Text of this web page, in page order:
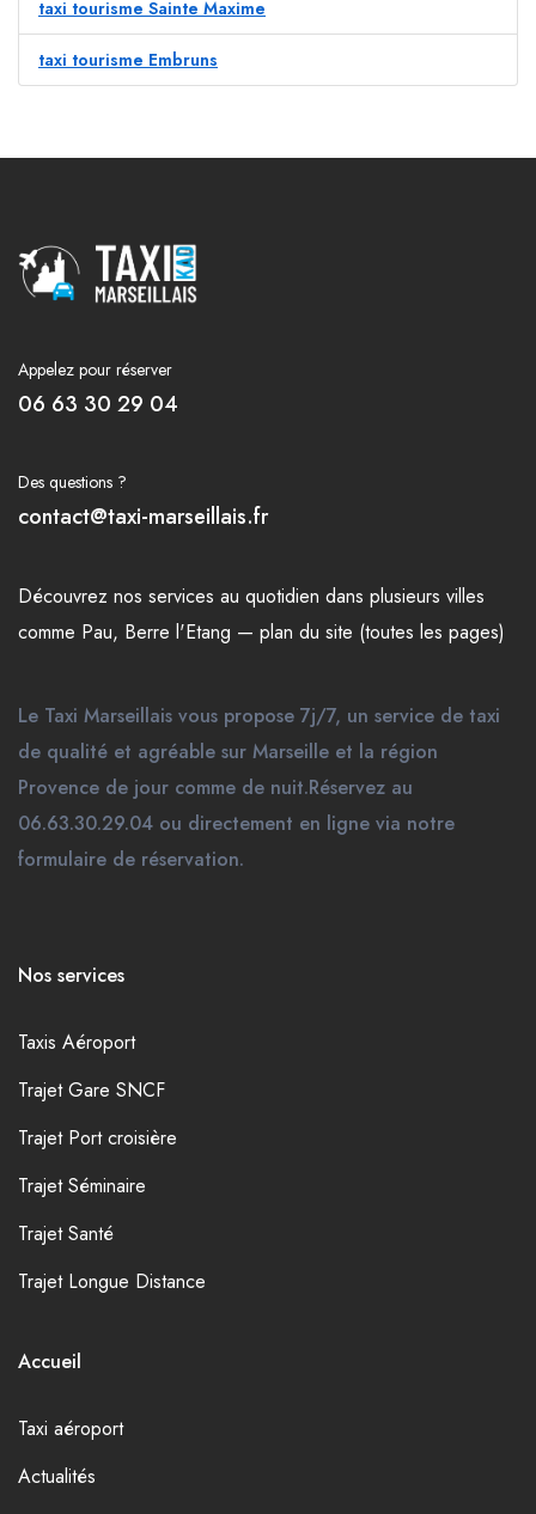
taxi tourisme Sainte Maxime
taxi tourisme Embruns
Appelez pour réserver
06 63 30 29 04
Des questions ?
contact@taxi-marseillais.fr
Découvrez nos services au quotidien dans plusieurs villes
comme Pau, Berre l'Etang — plan du site (toutes les pages)
Le Taxi Marseillais vous propose 7j/7, un service de taxi
de qualité et agréable sur Marseille et la région
Provence de jour comme de nuit.Réservez au
06.63.30.29.04 ou directement en ligne via notre
formulaire de réservation.
Nos services
Taxis Aéroport
Trajet Gare SNCF
Trajet Port croisière
Trajet Séminaire
Trajet Santé
Trajet Longue Distance
Accueil
Taxi aéroport
Actualités